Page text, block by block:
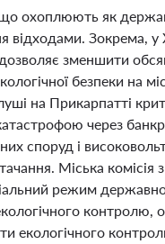
що охоплюють як
Зокрема, у
зменшити
безпеки на
на Прикарпатті
через
споруд і
Міська комісія
режим
контролю,
екологічного